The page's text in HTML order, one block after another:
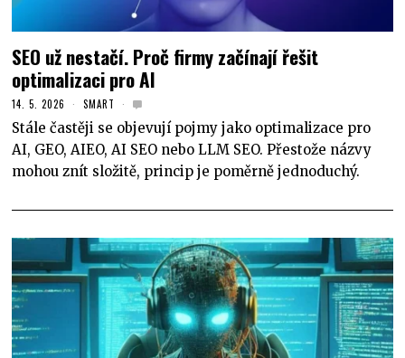
SEO už nestačí. Proč firmy začínají řešit
optimalizaci pro AI
14. 5. 2026 SMART
Stále častěji se objevují pojmy jako optimalizace pro
AI, GEO, AIEO, AI SEO nebo LLM SEO. Přestože názvy
mohou znít složitě, princip je poměrně jednoduchý.